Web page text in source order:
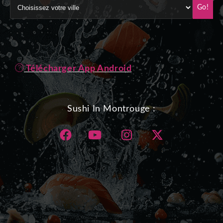
Go!
Télécharger App Android
Sushi In Montrouge :